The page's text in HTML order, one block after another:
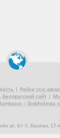
| Рейси усіх
сайт|
– Stokholmas
al. 61-1, Kaunas, LT-